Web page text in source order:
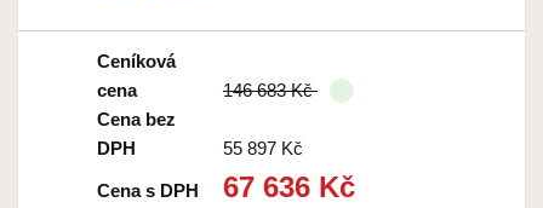
Ceníková
cena
146 683 Kč
Cena bez
DPH
55 897 Kč
Cena s DPH 67 636 Kč